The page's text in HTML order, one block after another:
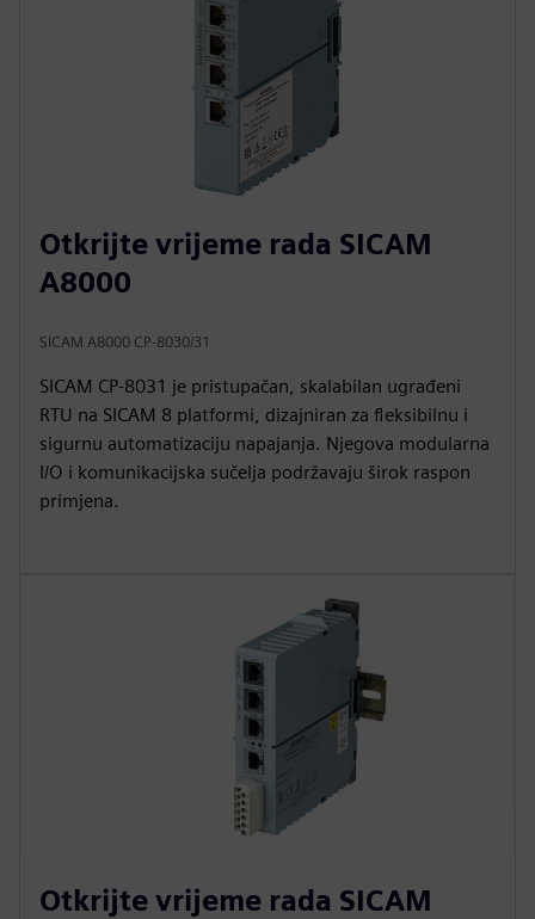
Otkrijte vrijeme rada SICAM
A8000
SICAM A8000 CP-8030/31
SICAM CP‑8031 je pristupačan, skalabilan ugrađeni
RTU na SICAM 8 platformi, dizajniran za fleksibilnu i
sigurnu automatizaciju napajanja. Njegova modularna
I/O i komunikacijska sučelja podržavaju širok raspon
primjena.
Otkrijte vrijeme rada SICAM